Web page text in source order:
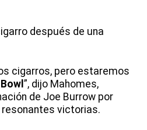
después de una
cigarros, pero estaremos
”, dijo Mahomes,
de Joe Burrow por
victorias.